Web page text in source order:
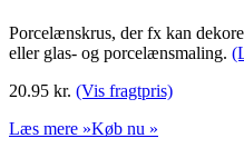
Porcelænskrus, der fx kan
eller glas- og porcelænsmaling.
20.95 kr. (Vis fragtpris)
Læs mere »Køb nu »